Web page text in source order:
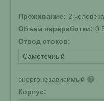
Проживание: 2 человека
Объем переработки:
Отвод стоков:
Самотечный
энергонезависимый ?
Корпус: